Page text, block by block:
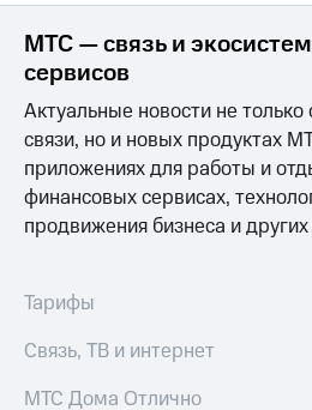
карту
Перейти
на
eSIM
Для дома
Выберите
и подключите
ТВ
Интернет,
для дома
кабинет
интернета
и
ТВ
Личный
кабинет
спутникового
Скачать
Видеонаблюдение
МТС — связь и
сервисов
Актуальные новости не только
связи, но и новых продуктах
приложениях для работы и
финансовых сервисах,
продвижения бизнеса и
Тарифы
Связь, ТВ и интернет
МТС Дома Отлично